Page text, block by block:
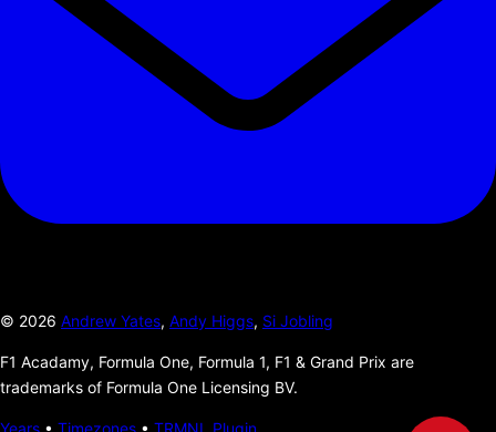
© 2026 Andrew Yates, Andy Higgs, Si Jobling
F1 Acadamy, Formula One, Formula 1, F1 & Grand Prix are
trademarks of Formula One Licensing BV.
Years • Timezones • TRMNL Plugin